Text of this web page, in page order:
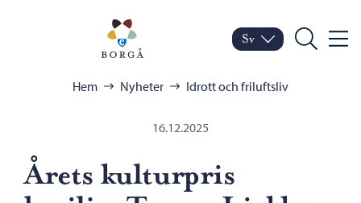
Porvoo – Gå till
Byt språk
Nuvarande språk:
Sv
Sök Meny
Hem Nyheter Idrott och friluftsliv
16.12.2025
Årets kulturpris